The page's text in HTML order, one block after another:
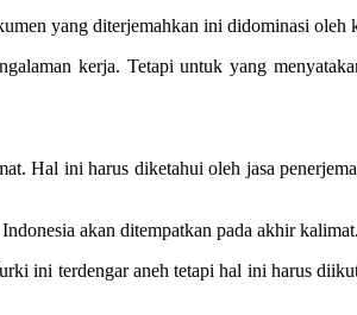
yang diterjemahkan ini didominasi oleh
kerja. Tetapi untuk yang
Hal ini harus diketahui oleh jasa
akan ditempatkan pada akhir kalimat.
ini terdengar aneh tetapi hal ini harus